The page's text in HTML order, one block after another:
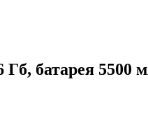
батарея 5500